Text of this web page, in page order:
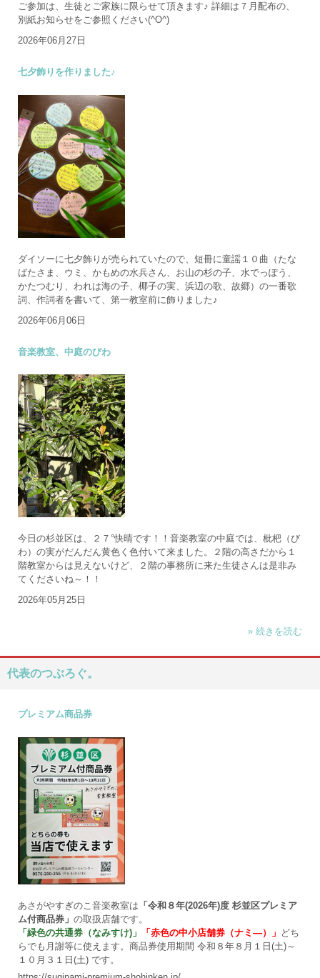
ご参加は、生徒とご家族に限らせて頂きます♪ 詳細は７月配布の、
別紙お知らせをご参照ください(^O^)
2026年06月27日
七夕飾りを作りました♪
ダイソーに七夕飾りが売られていたので、短冊に童謡１０曲（たな
ばたさま、ウミ、かもめの水兵さん、お山の杉の子、水でっぽう、
かたつむり、われは海の子、椰子の実、浜辺の歌、故郷）の一番歌
詞、作詞者を書いて、第一教室前に飾りました♪
2026年06月06日
音楽教室、中庭のびわ
今日の杉並区は、２７°快晴です！！音楽教室の中庭では、枇杷（び
わ）の実がだんだん黄色く色付いて来ました。２階の高さだから１
階教室からは見えないけど、２階の事務所に来た生徒さんは是非み
てくださいね～！！
2026年05月25日
» 続きを読む
代表のつぶろぐ。
プレミアム商品券
あさがやすぎのこ音楽教室は 「令和８年(2026年)度 杉並区プレミア
ム付商品券」 の取扱店舗です。
「緑色の共通券（なみすけ)」
「赤色の中小店舗券（ナミ―）」 どち
らでも月謝等に使えます。商品券使用期間 令和８年８月１日(土)～
１０月３１日(土) です。